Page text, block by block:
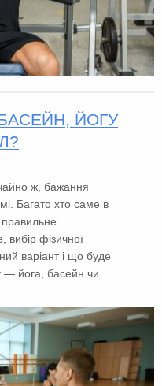
ЙОГУ
ж, бажання
Багато хто саме в
вибір фізичної
варіант і що буде
— йога, басейн чи